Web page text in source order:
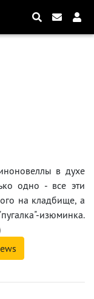
в духе
одно - все эти
на кладбище, а
изюминка.